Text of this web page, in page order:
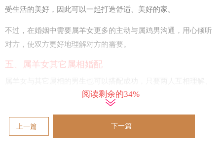
受生活的美好，因此可以一起打造舒适、美好的家。
不过，在婚姻中需要属羊女更多的主动与属鸡男沟通，用心倾听
对方，使双方更好地理解对方的需要。
五、属羊女其它属相婚配
互相尊重，一起为婚姻努力，给予对方足够的支持和关怀。
六、结论
属羊女在婚配时不同的属相都有不同的特点和适合程度。在寻找
阅读剩余的34%
上一篇 下一篇